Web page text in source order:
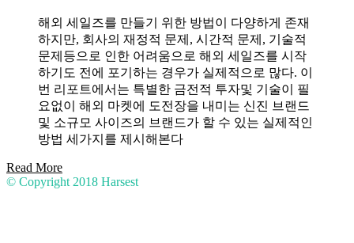
해외 세일즈를 만들기 위한 방법이 다양하게 존재
하지만, 회사의 재정적 문제, 시간적 문제, 기술적
문제등으로 인한 어려움으로 해외 세일즈를 시작
하기도 전에 포기하는 경우가 실제적으로 많다. 이
번 리포트에서는 특별한 금전적 투자및 기술이 필
요없이 해외 마켓에 도전장을 내미는 신진 브랜드
및 소규모 사이즈의 브랜드가 할 수 있는 실제적인
방법 세가지를 제시해본다
Read More
© Copyright 2018 Harsest